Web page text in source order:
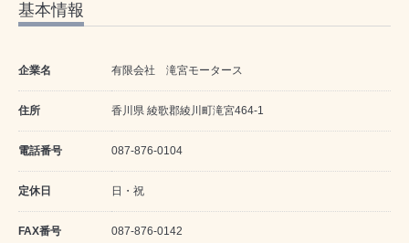
基本情報
企業名 有限会社 滝宮モータース
住所 香川県 綾歌郡綾川町滝宮464-1
電話番号 087-876-0104
定休日 日・祝
FAX番号 087-876-0142